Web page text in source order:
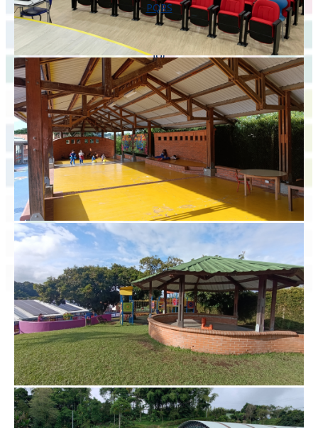
PQRS
Km 5 vía a Armenia
Pereira, Risaralda
Colombia
(606) 349 9487
contact@lfp.edu.co
2026 ©Liceo Frances de Pereira. Todos los Derechos Reservados
Diseñado por Exus™|Diseñado por Exus™ | Diseño de Páginas
Web Administrables